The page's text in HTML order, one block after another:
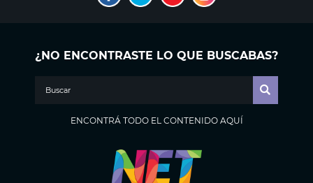
¿NO ENCONTRASTE LO QUE BUSCABAS?
ENCONTRÁ TODO EL CONTENIDO AQUÍ